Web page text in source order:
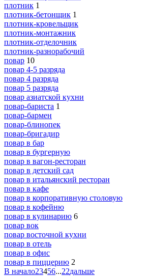
плотник 1
плотник-бетонщик 1
плотник-кровельщик
плотник-монтажник
плотник-отделочник
плотник-разнорабочий
повар 10
повар 4-5 разряда
повар 4 разряда
повар 5 разряда
повар азиатской кухни
повар-бариста 1
повар-бармен
повар-блинопек
повар-бригадир
повар в бар
повар в бургерную
повар в вагон-ресторан
повар в детский сад
повар в итальянский ресторан
повар в кафе
повар в корпоративную столовую
повар в кофейню
повар в кулинарию 6
повар вок
повар восточной кухни
повар в отель
повар в офис
повар в пиццерию 2
В начало23456...22дальше